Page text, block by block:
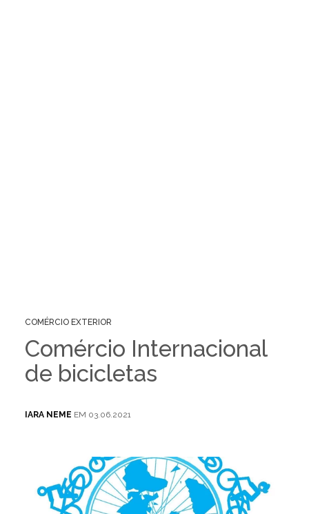
COMÉRCIO EXTERIOR
Comércio Internacional
de bicicletas
IARA NEME EM 03.06.2021